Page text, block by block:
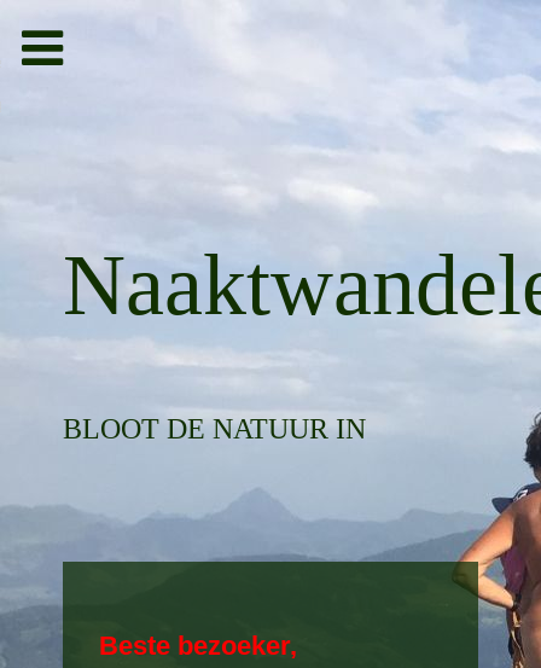
Toggle
navigation
BLOOT DE NATUUR IN
Beste bezoeker,